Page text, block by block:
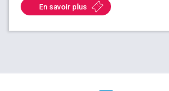
En savoir plus